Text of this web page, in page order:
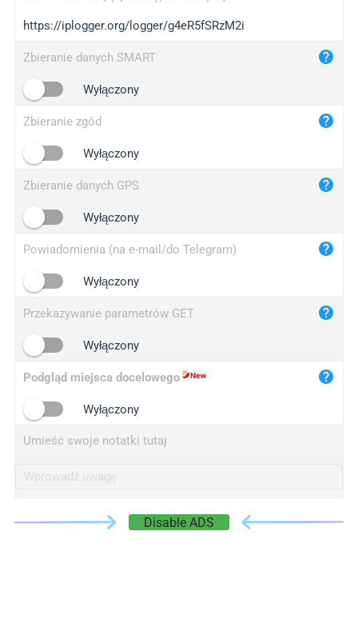
iplogger.com
maper.info
2no.co
yip.su
iplogger.info
https://iplogger.org/logger/g4eR5fSRzM2i
Zbieranie danych SMART
Wyłączony
Zbieranie zgód
Wyłączony
Zbieranie danych GPS
Wyłączony
Powiadomienia (na e-mail/do Telegram)
Wyłączony
Przekazywanie parametrów GET
Wyłączony
Podgląd miejsca docelowego
Wyłączony
Umieść swoje notatki tutaj
Disable ADS